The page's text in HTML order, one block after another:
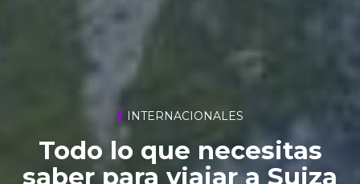
INTERNACIONALES
Todo lo que necesitas
saber para viajar a Suiza